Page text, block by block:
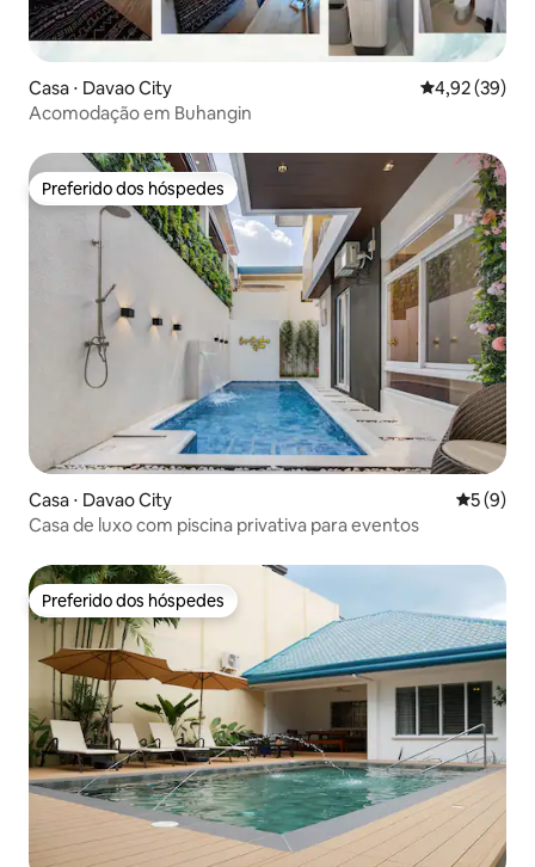
Casa ⋅ Davao City 4,92 de uma
4,92 (39)
Acomodação em Buhangin
Preferido dos hóspedes
Preferido dos hóspedes
Casa ⋅ Davao City 5 de
5 (9)
Casa de luxo com piscina privativa para eventos
Preferido dos hóspedes
Preferido dos hóspedes